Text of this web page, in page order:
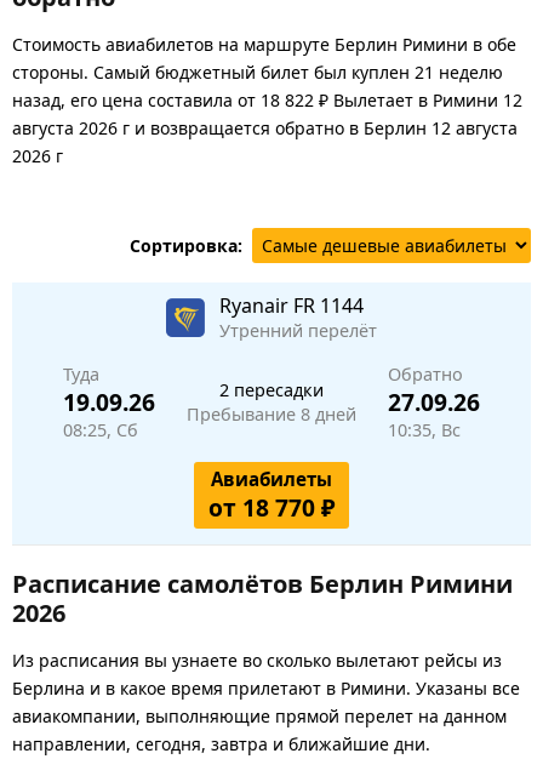
Стоимость авиабилетов на маршруте Берлин Римини в обе
стороны. Самый бюджетный билет был куплен 21 неделю
назад, его цена составила от 18 822 ₽ Вылетает в Римини 12
августа 2026 г и возвращается обратно в Берлин 12 августа
2026 г
Сортировка:
Ryanair FR 1144
Утренний перелёт
Туда
19.09.26
08:25, Сб
2 пересадки
Пребывание 8 дней
Обратно
27.09.26
10:35, Вс
Авиабилеты
от 18 770 ₽
Расписание самолётов Берлин Римини
2026
Из расписания вы узнаете во сколько вылетают рейсы из
Берлина и в какое время прилетают в Римини. Указаны все
авиакомпании, выполняющие прямой перелет на данном
направлении, сегодня, завтра и ближайшие дни.